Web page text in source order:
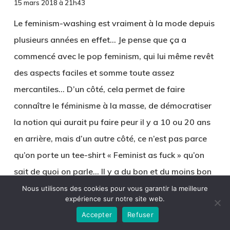
15 mars 2018 à 21h43
Le feminism-washing est vraiment à la mode depuis
plusieurs années en effet… Je pense que ça a
commencé avec le pop feminism, qui lui même revêt
des aspects faciles et somme toute assez
mercantiles… D’un côté, cela permet de faire
connaître le féminisme à la masse, de démocratiser
la notion qui aurait pu faire peur il y a 10 ou 20 ans
en arrière, mais d’un autre côté, ce n’est pas parce
qu’on porte un tee-shirt « Feminist as fuck » qu’on
sait de quoi on parle… Il y a du bon et du moins bon
dans ce mouvement de vulgarisation mercantile, le
tout est de rester conscient et de continuer à lire,
débattre, s’informer… Je ne connaissais pas cet
Nous utilisons des cookies pour vous garantir la meilleure
expérience sur notre site web.
Accepter
Refuser